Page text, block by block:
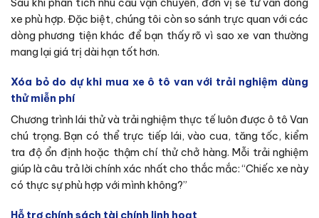
Sau khi phân tích nhu cầu vận chuyển, đơn vị sẽ tư vấn dòng
xe phù hợp. Đặc biệt, chúng tôi còn so sánh trực quan với các
dòng phương tiện khác để bạn thấy rõ vì sao xe van thường
mang lại giá trị dài hạn tốt hơn.
Xóa bỏ do dự khi mua xe ô tô van với trải nghiệm dùng
thử miễn phí
Chương trình lái thử và trải nghiệm thực tế luôn được ô tô Van
chú trọng. Bạn có thể trực tiếp lái, vào cua, tăng tốc, kiểm
tra độ ổn định hoặc thậm chí thử chở hàng. Mỗi trải nghiệm
giúp là câu trả lời chính xác nhất cho thắc mắc: “Chiếc xe này
có thực sự phù hợp với mình không?”
Hỗ trợ chính sách tài chính linh hoạt